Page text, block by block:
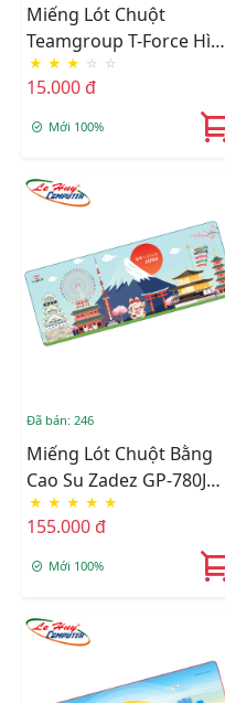
Miếng Lót Chuột
Teamgroup T-Force Hình
Game _MOUSE PAD
TEAMGROUP (26X21X0.3
CM)
★ ★ ★ ☆ ☆
15.000 đ
Mới 100%
Đã bán: 246
Miếng Lót Chuột Bằng
Cao Su Zadez GP-780J
(Xanh)
★ ★ ★ ★ ★
155.000 đ
Mới 100%